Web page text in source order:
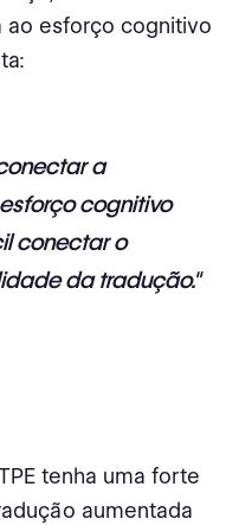
esforço cognitivo
a
cognitivo
conectar o
da tradução."
tenha uma forte
aumentada